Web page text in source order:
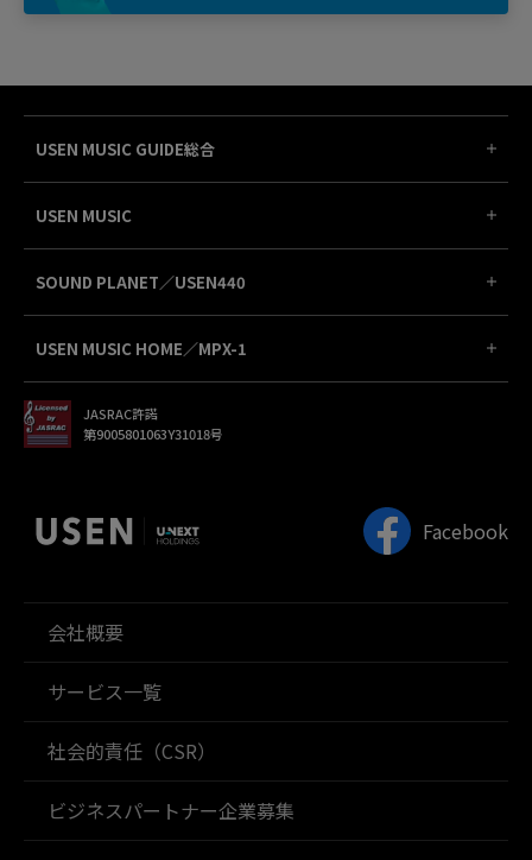
USEN MUSIC GUIDE総合
USEN MUSIC
SOUND PLANET／USEN440
USEN MUSIC HOME／MPX-1
JASRAC許諾
第9005801063Y31018号
Facebook
会社概要
サービス一覧
社会的責任（CSR）
ビジネスパートナー企業募集